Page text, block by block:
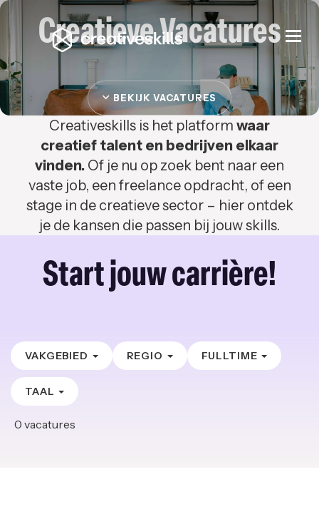
Creatieve Vacatures
BEKIJK VACATURES
Creativeskills is het platform waar
creatief talent en bedrijven elkaar
vinden. Of je nu op zoek bent naar een
vaste job, een freelance opdracht, of een
stage in de creatieve sector – hier ontdek
je de kansen die passen bij jouw skills.
Start jouw carrière!
VAKGEBIED REGIO FULLTIME
TAAL
0 vacatures